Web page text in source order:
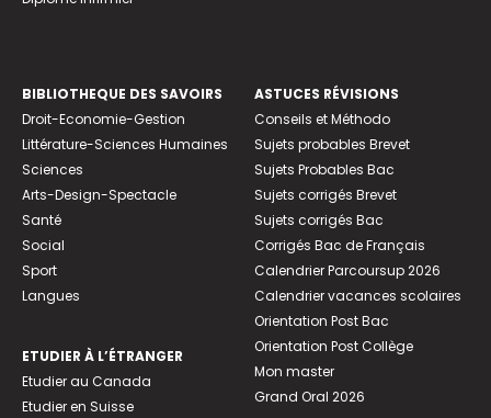
BIBLIOTHEQUE DES SAVOIRS
Droit-Economie-Gestion
Littérature-Sciences Humaines
Sciences
Arts-Design-Spectacle
Santé
Social
Sport
Langues
ETUDIER À L’ÉTRANGER
Etudier au Canada
Etudier en Suisse
ASTUCES RÉVISIONS
Conseils et Méthodo
Sujets probables Brevet
Sujets Probables Bac
Sujets corrigés Brevet
Sujets corrigés Bac
Corrigés Bac de Français
Calendrier Parcoursup 2026
Calendrier vacances scolaires
Orientation Post Bac
Orientation Post Collège
Mon master
Grand Oral 2026